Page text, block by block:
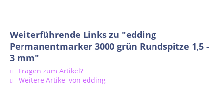
Weiterführende Links zu "edding
Permanentmarker 3000 grün Rundspitze 1,5 -
3 mm"
Fragen zum Artikel?
Weitere Artikel von edding